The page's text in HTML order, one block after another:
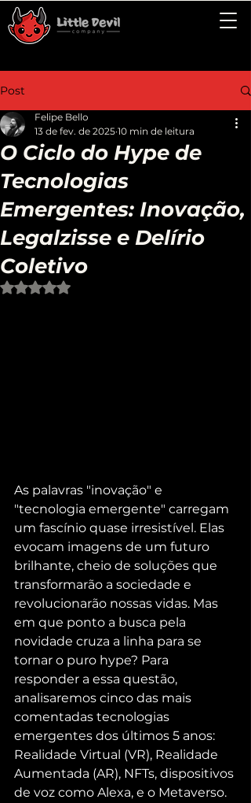
Post
O Ciclo do Hype de
Tecnologias
Emergentes: Inovação,
Legalzisse e Delírio
Coletivo
Felipe Bello
13 de fev. de 2025 10 min de leitura
Avaliado com NaN de 5 estrelas.
As palavras "inovação" e
"tecnologia emergente" carregam
um fascínio quase irresistível. Elas
evocam imagens de um futuro
brilhante, cheio de soluções que
transformarão a sociedade e
revolucionarão nossas vidas. Mas
em que ponto a busca pela
novidade cruza a linha para se
tornar o puro hype? Para
responder a essa questão,
analisaremos cinco das mais
comentadas tecnologias
emergentes dos últimos 5 anos:
Realidade Virtual (VR), Realidade
Aumentada (AR), NFTs, dispositivos
de voz como Alexa, e o Metaverso.